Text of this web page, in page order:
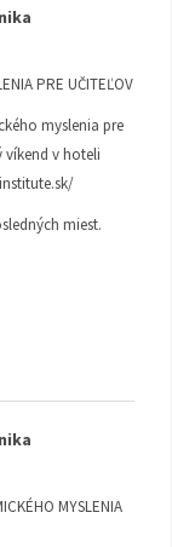
PRE UČITEĽOV
myslenia pre
víkend v hoteli
miest.
MYSLENIA